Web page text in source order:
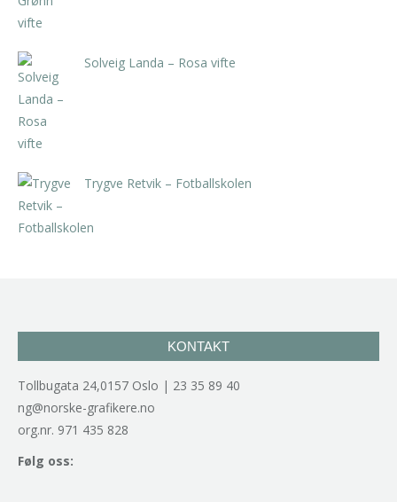
Solveig Landa – Rosa vifte
Trygve Retvik – Fotballskolen
KONTAKT
Tollbugata 24,0157 Oslo | 23 35 89 40
ng@norske-grafikere.no
org.nr. 971 435 828
Følg oss: